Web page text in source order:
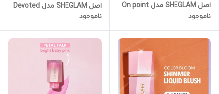
اصل SHEGLAM مدل On point
ناموجود
اصل SHEGLAM مدل Devoted
ناموجود